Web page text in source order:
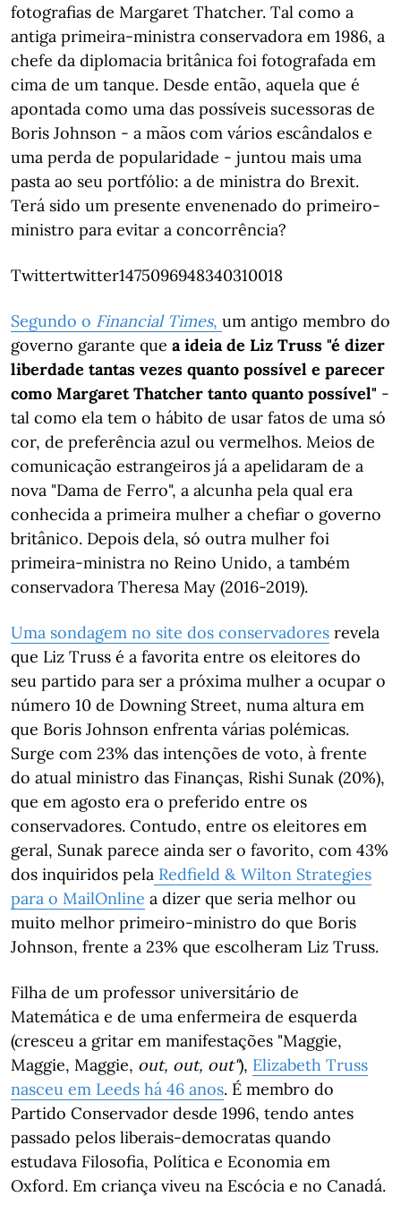
fotografias de Margaret Thatcher. Tal como a
antiga primeira-ministra conservadora em 1986, a
chefe da diplomacia britânica foi fotografada em
cima de um tanque. Desde então, aquela que é
apontada como uma das possíveis sucessoras de
Boris Johnson - a mãos com vários escândalos e
uma perda de popularidade - juntou mais uma
pasta ao seu portfólio: a de ministra do Brexit.
Terá sido um presente envenenado do primeiro-
ministro para evitar a concorrência?
Twittertwitter1475096948340310018
Segundo o Financial Times, um antigo membro do
governo garante que a ideia de Liz Truss "é dizer
liberdade tantas vezes quanto possível e parecer
como Margaret Thatcher tanto quanto possível" -
tal como ela tem o hábito de usar fatos de uma só
cor, de preferência azul ou vermelhos. Meios de
comunicação estrangeiros já a apelidaram de a
nova "Dama de Ferro", a alcunha pela qual era
conhecida a primeira mulher a chefiar o governo
britânico. Depois dela, só outra mulher foi
primeira-ministra no Reino Unido, a também
conservadora Theresa May (2016-2019).
Uma sondagem no site dos conservadores revela
que Liz Truss é a favorita entre os eleitores do
seu partido para ser a próxima mulher a ocupar o
número 10 de Downing Street, numa altura em
que Boris Johnson enfrenta várias polémicas.
Surge com 23% das intenções de voto, à frente
do atual ministro das Finanças, Rishi Sunak (20%),
que em agosto era o preferido entre os
conservadores. Contudo, entre os eleitores em
geral, Sunak parece ainda ser o favorito, com 43%
dos inquiridos pela Redfield & Wilton Strategies
para o MailOnline a dizer que seria melhor ou
muito melhor primeiro-ministro do que Boris
Johnson, frente a 23% que escolheram Liz Truss.
Filha de um professor universitário de
Matemática e de uma enfermeira de esquerda
(cresceu a gritar em manifestações "Maggie,
Maggie, Maggie, out, out, out"), Elizabeth Truss
nasceu em Leeds há 46 anos. É membro do
Partido Conservador desde 1996, tendo antes
passado pelos liberais-democratas quando
estudava Filosofia, Política e Economia em
Oxford. Em criança viveu na Escócia e no Canadá.